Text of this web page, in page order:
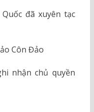
đã xuyên tạc
Côn Đảo
nhận chủ quyền